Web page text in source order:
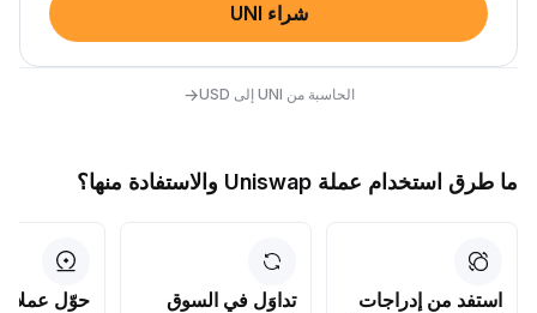
شراء UNI
الحاسبة من UNI إلى USD →
ما طرق استخدام عملة Uniswap والاستفادة منها؟
استفد من إدراجات
تداوَل في السوق
حوّل